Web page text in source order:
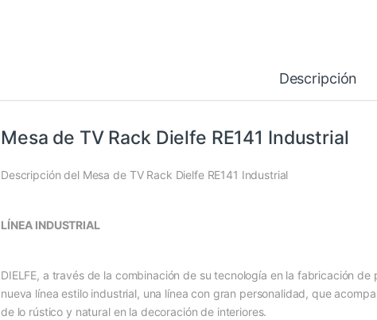
Descripción
Mesa de TV Rack Dielfe RE141 Industrial
Descripción del Mesa de TV Rack Dielfe RE141 Industrial
LÍNEA INDUSTRIAL
DIELFE, a través de la combinación de su tecnología en la fabricación
nueva línea estilo industrial, una línea con gran personalidad, que
de lo rústico y natural en la decoración de interiores.